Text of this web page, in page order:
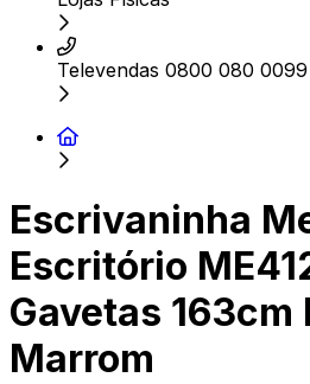
Televendas 0800 080 0099
Escrivaninha
Escritório
Gavetas 163cm
Marrom